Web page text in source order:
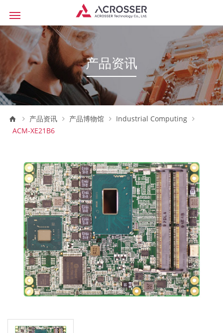
产品资讯
产品资讯 产品博物馆
Industrial Computing
ACM-XE21B6